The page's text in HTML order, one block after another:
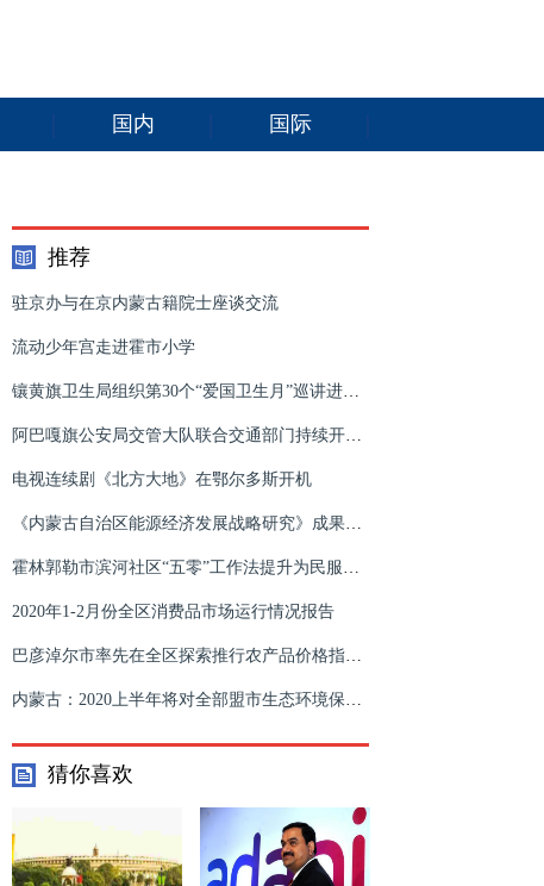
国内 国际
推荐
驻京办与在京内蒙古籍院士座谈交流
流动少年宫走进霍市小学
镶黄旗卫生局组织第30个“爱国卫生月”巡讲进学校活动
阿巴嘎旗公安局交管大队联合交通部门持续开展超限超载专项整治行动
电视连续剧《北方大地》在鄂尔多斯开机
《内蒙古自治区能源经济发展战略研究》成果报告发布
霍林郭勒市滨河社区“五零”工作法提升为民服务水平
2020年1-2月份全区消费品市场运行情况报告
巴彦淖尔市率先在全区探索推行农产品价格指数保险
内蒙古：2020上半年将对全部盟市生态环境保护督察实现全覆盖
猜你喜欢